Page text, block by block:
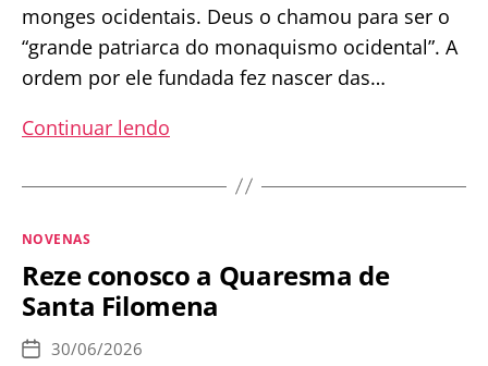
monges ocidentais. Deus o chamou para ser o
“grande patriarca do monaquismo ocidental”. A
ordem por ele fundada fez nascer das…
Continuar lendo
São
02
a
Categorias
NOVENAS
Reze conosco a Quaresma de
Santa Filomena
Data30/06/2026